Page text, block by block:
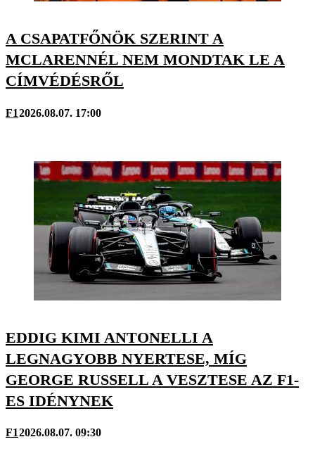
A CSAPATFŐNÖK SZERINT A
MCLARENNÉL NEM MONDTAK LE A
CÍMVÉDÉSRŐL
F12026.08.07. 17:00
EDDIG KIMI ANTONELLI A
LEGNAGYOBB NYERTESE, MÍG
GEORGE RUSSELL A VESZTESE AZ F1-
ES IDÉNYNEK
F12026.08.07. 09:30